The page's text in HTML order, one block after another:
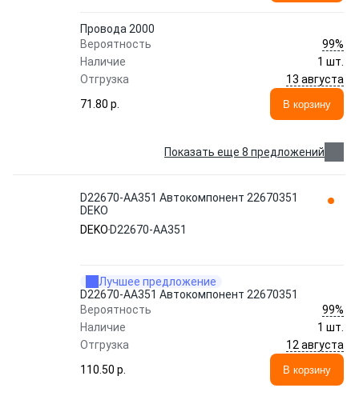
Провода 2000
Вероятность
99%
Наличие
1 шт.
Отгрузка
13 августа
71.80 p.
В корзину
Показать еще 8 предложений
D22670-AA351 Автокомпонент 22670351
DEKO
DEKO D22670-AA351
Лучшее предложение
D22670-AA351 Автокомпонент 22670351
Вероятность
99%
Наличие
1 шт.
Отгрузка
12 августа
110.50 p.
В корзину